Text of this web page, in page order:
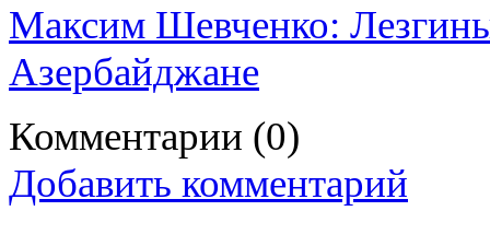
Максим Шевченко:
Азербайджане
Комментарии (0)
Добавить комментарий